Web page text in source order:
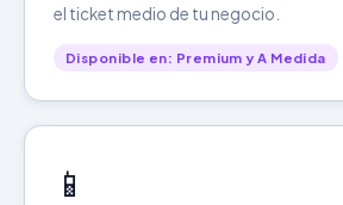
el ticket medio de tu negocio.
Disponible en: Premium y A Medida
📱